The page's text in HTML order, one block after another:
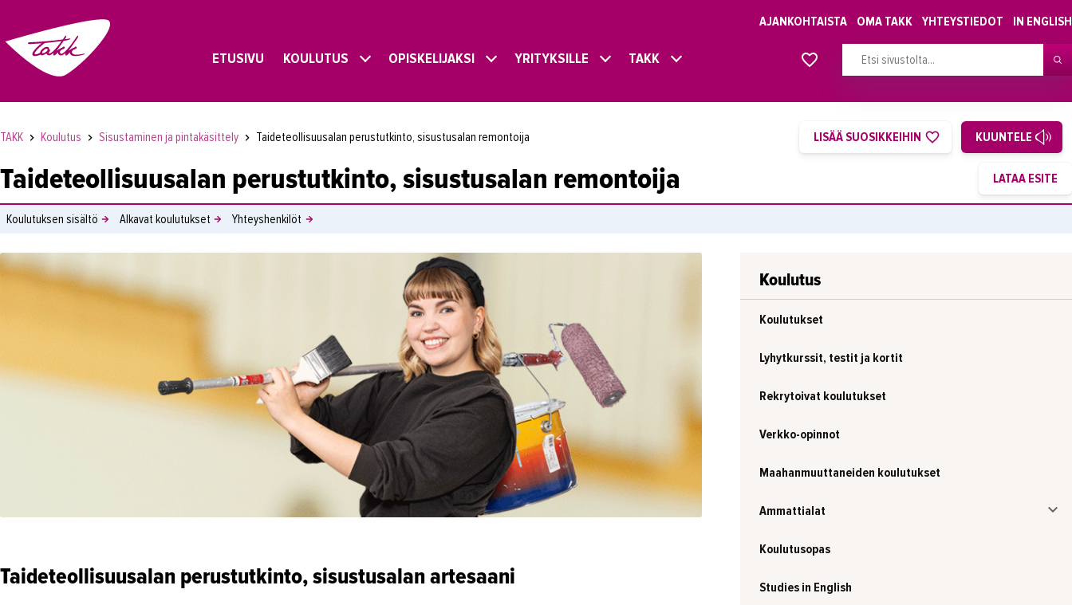
AJANKOHTAISTA OMA TAKK YHTEYSTIEDOT IN ENGLISH
ETUSIVU KOULUTUS OPISKELIJAKSI YRITYKSILLE TAKK
TAKK Koulutus Sisustaminen ja pintakäsittely Taideteollisuusalan perustutkinto, sisustusalan remontoija LISÄÄ SUOSIKKEIHIN KUUNTELE
Taideteollisuusalan perustutkinto, sisustusalan remontoija
Koulutuksen sisältö Alkavat koulutukset Yhteyshenkilöt
Taideteollisuusalan perustutkinto, sisustusalan artesaani
Koulutus
Koulutukset
Lyhytkurssit, testit ja kortit
Rekrytoivat koulutukset
Verkko-opinnot
Maahanmuuttaneiden koulutukset
Ammattialat
Koulutusopas
Studies in English
Alkavat koulutukset osiosta